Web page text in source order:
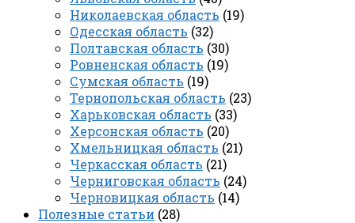
Николаевская область (19)
Одесская область (32)
Полтавская область (30)
Ровненская область (19)
Сумская область (19)
Тернопольская область (23)
Харьковская область (33)
Херсонская область (20)
Хмельницкая область (21)
Черкасская область (21)
Черниговская область (24)
Черновицкая область (14)
Полезные статьи (28)